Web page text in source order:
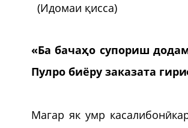
(Идомаи қисса)
«Ба бачаҳо супориш
Пулро биёру заказата
Магар як умр